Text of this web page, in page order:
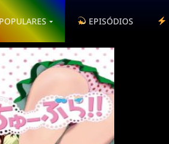
POPULARES EPISÓDIOS